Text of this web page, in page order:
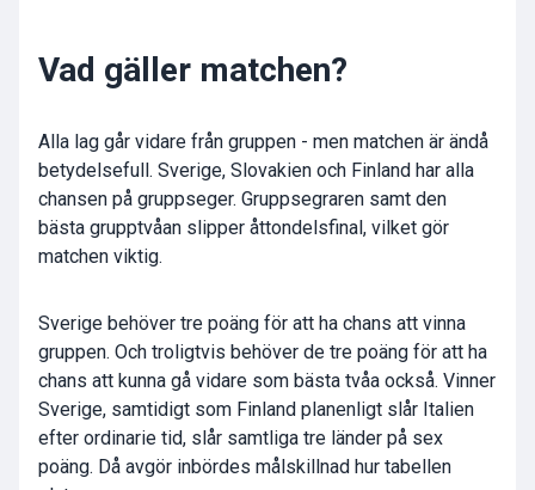
Vad gäller matchen?
Alla lag går vidare från gruppen - men matchen är ändå
betydelsefull. Sverige, Slovakien och Finland har alla
chansen på gruppseger. Gruppsegraren samt den
bästa grupptvåan slipper åttondelsfinal, vilket gör
matchen viktig.
Sverige behöver tre poäng för att ha chans att vinna
gruppen. Och troligtvis behöver de tre poäng för att ha
chans att kunna gå vidare som bästa tvåa också. Vinner
Sverige, samtidigt som Finland planenligt slår Italien
efter ordinarie tid, slår samtliga tre länder på sex
poäng. Då avgör inbördes målskillnad hur tabellen